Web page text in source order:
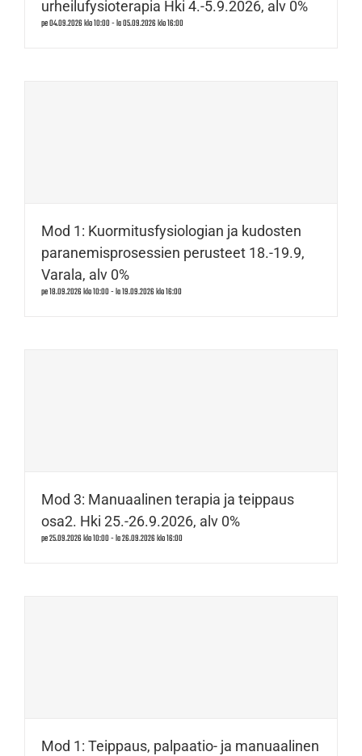
urheilufysioterapia Hki 4.-5.9.2026, alv 0%
pe 04.09.2026 klo 10:00-la 05.09.2026 klo 16:00
Mod 1: Kuormitusfysiologian ja kudosten
paranemisprosessien perusteet 18.-19.9,
Varala, alv 0%
pe 18.09.2026 klo 10:00-la 19.09.2026 klo 16:00
Mod 3: Manuaalinen terapia ja teippaus
osa2. Hki 25.-26.9.2026, alv 0%
pe 25.09.2026 klo 10:00-la 26.09.2026 klo 16:00
Mod 1: Teippaus, palpaatio- ja manuaalinen